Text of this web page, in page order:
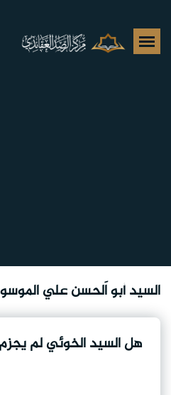
السيد أبو اَلحسن علي
هل السيد الخوئي لم